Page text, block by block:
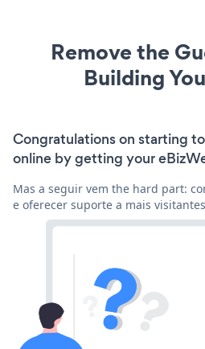
Remove the
Building
Congratulations on starting
online by getting your
Mas a seguir vem the hard part:
e oferecer suporte a mais